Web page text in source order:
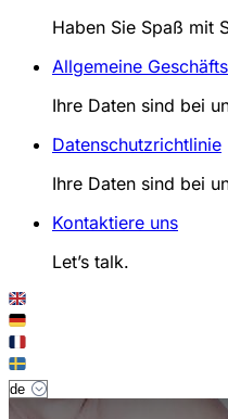
Haben Sie Spaß mit
Allgemeine
Ihre Daten sind bei
Datenschutzrichtlinie
Ihre Daten sind bei
Kontaktiere uns
Let’s talk.